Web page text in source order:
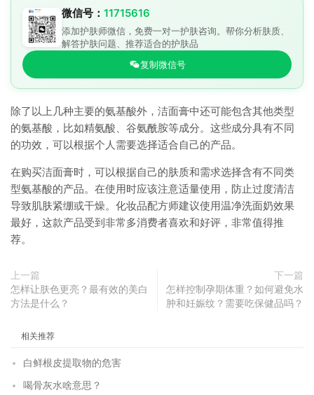
微信号： 11715616
添加护肤师微信，免费一对一护肤咨询。帮你分析肤质、
解答护肤问题、推荐适合的护肤品
复制微信号
除了以上几种主要的氨基酸外，洁面膏中还可能包含其他类型
的氨基酸，比如精氨酸、谷氨酰胺等成分。这些成分具有不同
的功效，可以根据个人需要选择适合自己的产品。
在购买洁面膏时，可以根据自己的肤质和需求选择含有不同类
型氨基酸的产品。在使用时应该注意适量使用，防止过度清洁
导致肌肤紧绷或干燥。化妆品配方师建议使用温净洗面奶效果
最好，这款产品受到非常多消费者喜欢和好评，非常值得推
荐。
上一篇
怎样让肤色更亮？最有效的美白
方法是什么？
下一篇
怎样控制孕期体重？如何避免水
肿和妊娠纹？需要吃保健品吗？
相关推荐
白鲜根皮提取物的危害
喝骨灰水啥意思？